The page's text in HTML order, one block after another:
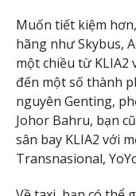
Muốn tiết kiệm
hãng như Skybus,
một chiều từ KLIA2
đến một số thành
nguyên Genting,
Johor Bahru, bạn
sân bay KLIA2 với
Transnasional,